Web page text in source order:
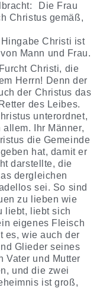
Die Frau
Christus gemäß,
Christi ist
Mann und Frau.
Christi, die
Herrn! Denn der
der Christus das
des Leibes.
unterordnet,
Ihr Männer,
die Gemeinde
hat, damit er
darstellte, die
dergleichen
sei. So sind
zu lieben wie
liebt, liebt sich
eigenes Fleisch
es, wie auch der
Glieder seines
Vater und Mutter
und die zwei
ist groß,